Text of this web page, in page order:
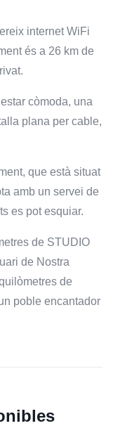
internet WiFi
és a 26 km de
còmoda, una
plana per cable,
que està situat
amb un servei de
es pot esquiar.
de STUDIO
de Nostra
de
poble encantador